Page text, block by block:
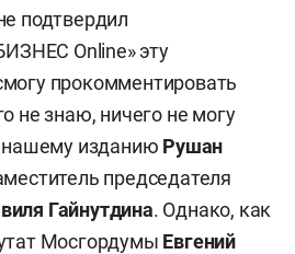
подтвердил
Online» эту
прокомментировать
не знаю, ничего не могу
нашему изданию Рушан
председателя
Гайнутдина. Однако, как
Мосгордумы Евгений